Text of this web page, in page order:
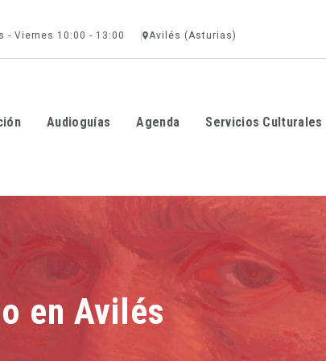
- Viernes 10:00 - 13:00 Avilés (Asturias)
Audioguías Agenda Servicios Culturales
en Avilés